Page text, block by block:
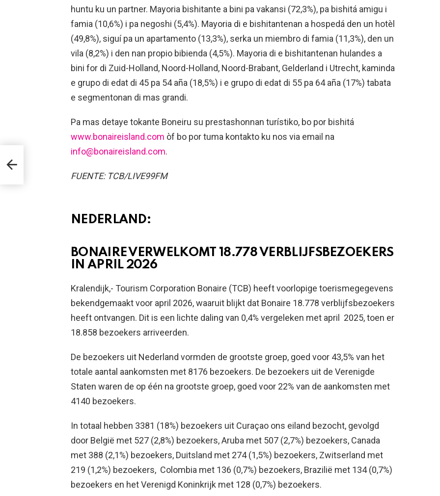
huntu ku un partner. Mayoria bishitante a bini pa vakansi (72,3%), pa bishitá amigu i
famia (10,6%) i pa negoshi (5,4%). Mayoria di e bishitantenan a hospedá den un hotèl
(49,8%), siguí pa un apartamento (13,3%), serka un miembro di famia (11,3%), den un
vila (8,2%) i den nan propio bibienda (4,5%). Mayoria di e bishitantenan hulandes a
bini for di Zuid-Holland, Noord-Holland, Noord-Brabant, Gelderland i Utrecht, kaminda
e grupo di edat di 45 pa 54 aña (18,5%) i e grupo di edat di 55 pa 64 aña (17%) tabata
e segmentonan di mas grandi.
Pa mas detaye tokante Boneiru su prestashonnan turístiko, bo por bishitá
www.bonaireisland.com òf bo por tuma kontakto ku nos via email na
info@bonaireisland.com.
FUENTE: TCB/LIVE99FM
NEDERLAND:
BONAIRE VERWELKOMT 18.778 VERBLIJFSBEZOEKERS
IN APRIL 2026
Kralendijk,- Tourism Corporation Bonaire (TCB) heeft voorlopige toerismegegevens
bekendgemaakt voor april 2026, waaruit blijkt dat Bonaire 18.778 verblijfsbezoekers
heeft ontvangen. Dit is een lichte daling van 0,4% vergeleken met april 2025, toen er
18.858 bezoekers arriveerden.
De bezoekers uit Nederland vormden de grootste groep, goed voor 43,5% van het
totale aantal aankomsten met 8176 bezoekers. De bezoekers uit de Verenigde
Staten waren de op één na grootste groep, goed voor 22% van de aankomsten met
4140 bezoekers.
In totaal hebben 3381 (18%) bezoekers uit Curaçao ons eiland bezocht, gevolgd
door België met 527 (2,8%) bezoekers, Aruba met 507 (2,7%) bezoekers, Canada
met 388 (2,1%) bezoekers, Duitsland met 274 (1,5%) bezoekers, Zwitserland met
219 (1,2%) bezoekers, Colombia met 136 (0,7%) bezoekers, Brazilië met 134 (0,7%)
bezoekers en het Verenigd Koninkrijk met 128 (0,7%) bezoekers.